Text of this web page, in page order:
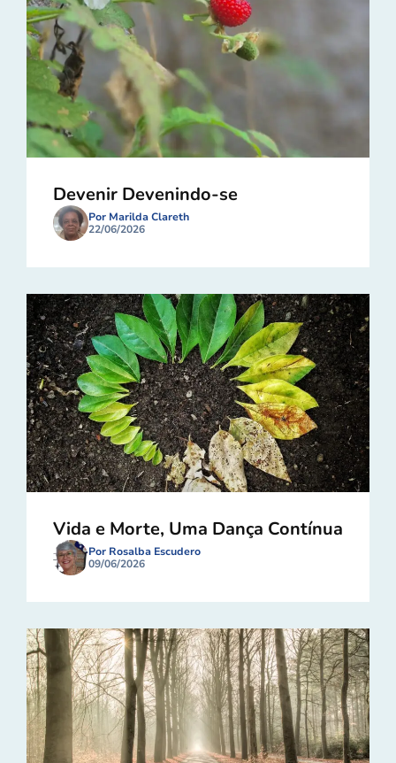
Devenir Devenindo-se
Por Marilda Clareth
22/06/2026
Vida e Morte, Uma Dança Contínua
Por Rosalba Escudero
09/06/2026